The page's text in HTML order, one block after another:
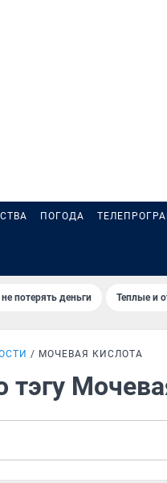
ПОГОДА
потерять деньги Теплые и
МОЧЕВАЯ КИСЛОТА
тэгу